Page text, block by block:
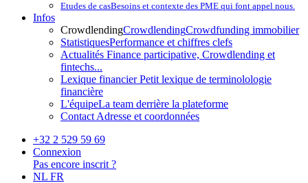
Etudes de casBesoins et contexte des PME qui font appel nous.
Infos
CrowdlendingCrowdlendingCrowdfunding immobilier
StatistiquesPerformance et chiffres clefs
Actualités Finance participative, Crowdlending et
fintechs...
Lexique financierPetit lexique de terminolologie
financière
L'équipeLa team derrière la plateforme
Contact Adresse et coordonnées
+32 2 529 59 69
Connexion
Pas encore inscrit ?
NL FR